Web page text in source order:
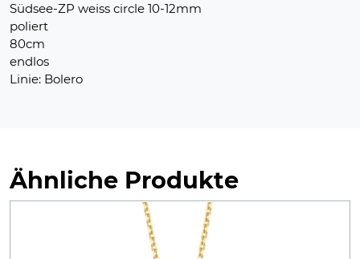
Südsee-ZP weiss circle 10-12mm
poliert
80cm
endlos
Linie: Bolero
Ähnliche Produkte